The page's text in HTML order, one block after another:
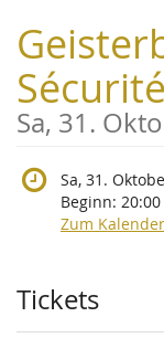
Haupt-
Inhalt
springen
Sa, 31.
Sa, 31.
Beginn: 20:00
Zum
Produkte
Tickets